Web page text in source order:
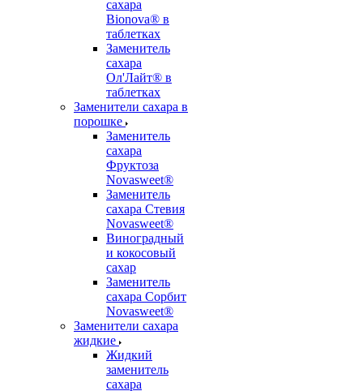
сахара
Bionova® в
таблетках
Заменитель
сахара
Ол'Лайт® в
таблетках
Заменители сахара в
порошке
Заменитель
сахара
Фруктоза
Novasweet®
Заменитель
сахара Стевия
Novasweet®
Виноградный
и кокосовый
сахар
Заменитель
сахара Сорбит
Novasweet®
Заменители сахара
жидкие
Жидкий
заменитель
сахара